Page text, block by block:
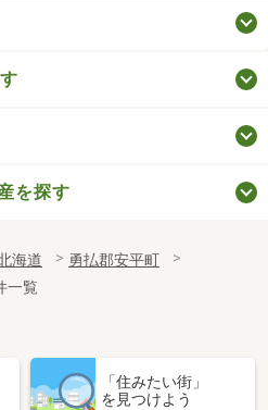
を探す
海道
勇払郡安平町
一覧
「住みたい街」
を見つけよう